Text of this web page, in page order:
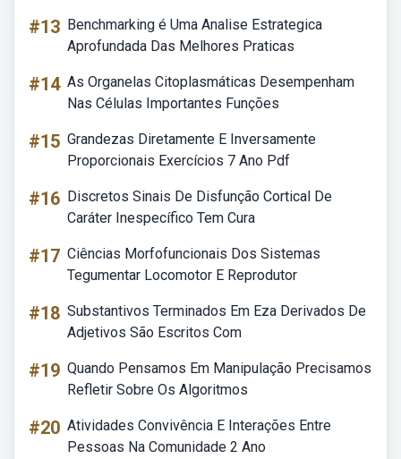
#13 Benchmarking é Uma Analise Estrategica
Aprofundada Das Melhores Praticas
#14 As Organelas Citoplasmáticas Desempenham
Nas Células Importantes Funções
#15 Grandezas Diretamente E Inversamente
Proporcionais Exercícios 7 Ano Pdf
#16 Discretos Sinais De Disfunção Cortical De
Caráter Inespecífico Tem Cura
#17 Ciências Morfofuncionais Dos Sistemas
Tegumentar Locomotor E Reprodutor
#18 Substantivos Terminados Em Eza Derivados De
Adjetivos São Escritos Com
#19 Quando Pensamos Em Manipulação Precisamos
Refletir Sobre Os Algoritmos
#20 Atividades Convivência E Interações Entre
Pessoas Na Comunidade 2 Ano